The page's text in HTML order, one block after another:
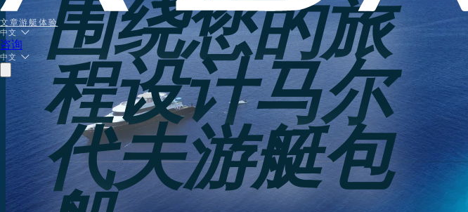
文章游艇 体验
中文
咨询
中文
围绕您的旅
程设计马尔
代夫游艇包